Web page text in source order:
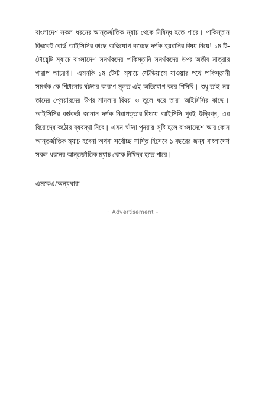
বাংলাদেশ সকল ধরনের আন্তর্জাতিক ম্যাচ থেকে নিষিদ্ধ হতে পারে। পাকিস্তান
ক্রিকেট বোর্ড আইসিসির কাছে অভিযোগ করেছে দর্শক হয়রানির বিষয় নিয়ে! ১ম টি-
টোয়েন্টি ম্যাচে বাংলাদেশ সমর্থকদের পাকিস্তানি সমর্থকদের উপর অতীব মাত্রার
খারাপ আচরণ। এমনকি ১ম টেস্ট ম্যাচে স্টেডিয়ামে যাওয়ার পথে পাকিস্তানী
সমর্থক কে পিটানোর ঘটনার কারণে মূলত এই অভিযোগ করে পিসিবি। শুধু তাই নয়
তাদের প্লেয়ারদের উপর মামলার বিষয় ও তুলে ধরে তারা আইসিসির কাছে।
আইসিসির কর্মকর্তা জানান দর্শক নিরাপত্তার বিষয়ে আইসিসি খুবই উদ্বিগ্ন, এর
বিরোদ্ধে কঠোর ব্যবস্থা নিবে। এমন ঘটনা পুনরায় সৃষ্টি হলে বাংলাদেশে আর কোন
আন্তর্জাতিক ম্যাচ হবেনা অথবা সর্বোচ্ছ শাস্তি হিসেবে ১ বছরের জন্য বাংলাদেশ
সকল ধরনের আন্তর্জাতিক ম্যাচ থেকে নিষিদ্ধ হতে পারে।
এমকেএ/অন্যধারা
- Advertisement -